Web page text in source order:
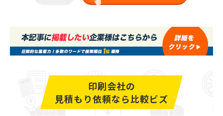
印刷会社の
見積もり依頼なら比較ビズ